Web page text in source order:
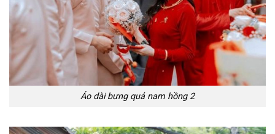
Áo dài bưng quả nam hồng 2